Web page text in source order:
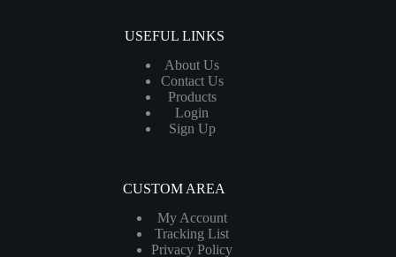
USEFUL LINKS
About Us
Contact Us
Products
Login
Sign Up
CUSTOM AREA
My Account
Tracking List
Privacy Policy